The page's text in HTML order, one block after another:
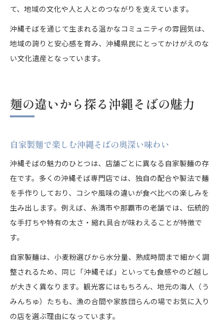
て、地域の文化や人と人とのつながりを支えています。
沖縄そばを通じて生まれる温かなコミュニティの雰囲気は、
地域の誇りと安心感を育み、沖縄県民にとってかけがえのな
い文化遺産となっています。
麺の違いから探る沖縄そばの魅力
自家製麺で楽しむ沖縄そばの奥深い味わい
沖縄そばの魅力のひとつは、店舗ごとに異なる自家製麺の存
在です。多くの沖縄そば専門店では、独自の配合や製法で麺
を手作りしており、コシや風味の違いが食べ比べの楽しみを
生み出します。例えば、糸満市や那覇市の老舗では、伝統的
な手打ちや特有の太さ・縮れ具合が味わえることが特徴で
す。
自家製麺は、小麦粉選びから水分量、熟成時間まで細かく調
整されるため、同じ「沖縄そば」といっても食感やのど越し
が大きく異なります。観光客にはもちろん、地元の海人（う
みんちゅ）たちも、漁の合間や家族団らんの場でお気に入り
の店を選ぶ理由になっています。